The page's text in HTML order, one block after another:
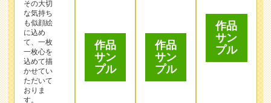
も似顔絵
に込め
て、一枚
一枚心を
込めて描
かせてい
ただいて
おりま
す。
プル
プル